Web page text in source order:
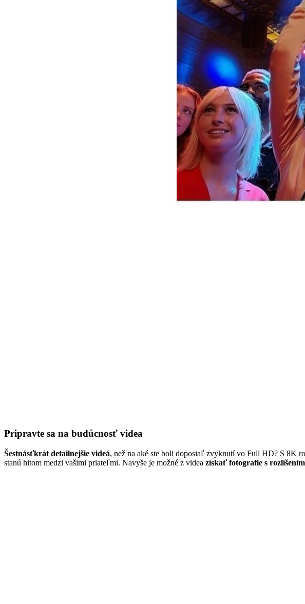
Pripravte sa na budúcnosť videa
Šestnásťkrát detailnejšie videá, než na aké ste boli doposiaľ zvyknutí vo Full HD? S 8K
stanú hitom medzi vašimi priateľmi. Navyše je možné z videa získať fotografie s